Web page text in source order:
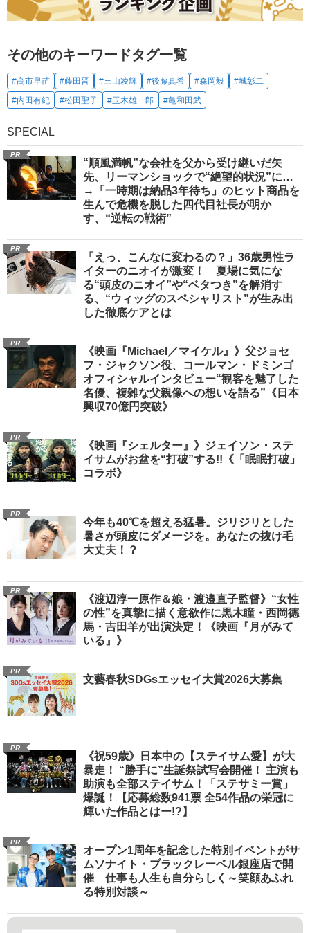
その他のキーワードタグ一覧
#高市早苗 #藤田晋 #三山凌輝 #後藤真希 #森岡毅
#城彰二
#内田有紀
#松田聖子 #玉木雄一郎 #亀和田武
SPECIAL
PR
“順風満帆”な会社を父から受け継いだ矢
先、リーマンショックで“絶望的状況”に…
→「一時期は納品3年待ち」のヒット商品を
生んで危機を脱した四代目社長が明か
す、“逆転の戦術”
PR
「えっ、こんなに変わるの？」36歳男性ラ
イターのニオイが激変！ 夏場に気にな
る“頭皮のニオイ”や“ベタつき”を解消す
る、“ウィッグのスペシャリスト”が生み出
した徹底ケアとは
PR
《映画『Michael／マイケル』》父ジョセ
フ・ジャクソン役、コールマン・ドミンゴ
オフィシャルインタビュー“観客を魅了した
名優、複雑な父親像への想いを語る”《日本
興収70億円突破》
PR
《映画『シェルター』》ジェイソン・ステ
イサムがお盆を“打破”する!!《「眠眠打破」
コラボ》
PR
今年も40℃を超える猛暑。ジリジリとした
暑さが頭皮にダメージを。あなたの抜け毛
大丈夫！？
PR
《渡辺淳一原作＆娘・渡邉直子監督》“女性
の性”を真摯に描く意欲作に黒木瞳・西岡德
馬・吉田羊が出演決定！《映画『月がみて
いる』》
PR
文藝春秋SDGsエッセイ大賞2026大募集
PR
《祝59歳》日本中の【ステイサム愛】が大
暴走！ “勝手に”生誕祭試写会開催！ 主演も
助演も全部ステイサム！「ステサミー賞」
爆誕！【応募総数941票 全54作品の栄冠に
輝いた作品とはー!?】
PR
オープン1周年を記念した特別イベントがサ
ムソナイト・ブラックレーベル銀座店で開
催 仕事も人生も自分らしく～笑顔あふれ
る特別対談～